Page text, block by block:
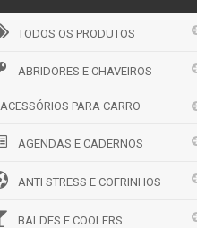
TODOS OS PRODUTOS
ABRIDORES E CHAVEIROS
ACESSÓRIOS PARA CARRO
AGENDAS E CADERNOS
ANTI STRESS E COFRINHOS
BALDES E COOLERS